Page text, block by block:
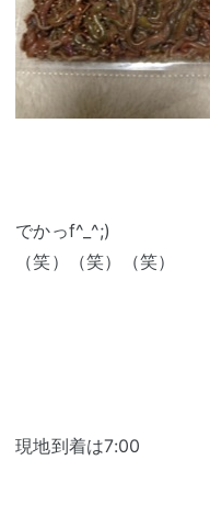
でかっf^_^;)
（笑）（笑）（笑）
現地到着は7:00